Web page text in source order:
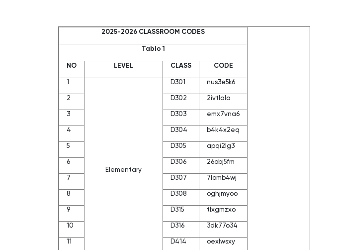
2025-2026 CLASSROOM CODES
Tablo 1
NO
LEVEL CLASS CODE
1
Elementary
D301 nus3e5k6
2 D302 2ivtlala
3 D303 emx7vna6
4 D304 b4k4x2eq
5 D305 apqi2lg3
6 D306 26obj5fm
7 D307 7lomb4wj
8 D308 oghjmyoo
9 D315 tlxgmzxo
10 D316 3dk77o34
11 D414 oexlwsxy